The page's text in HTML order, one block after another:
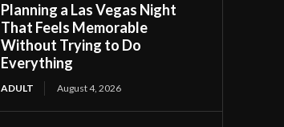
Planning a Las Vegas Night
That Feels Memorable
Without Trying to Do
Everything
ADULT August 4, 2026